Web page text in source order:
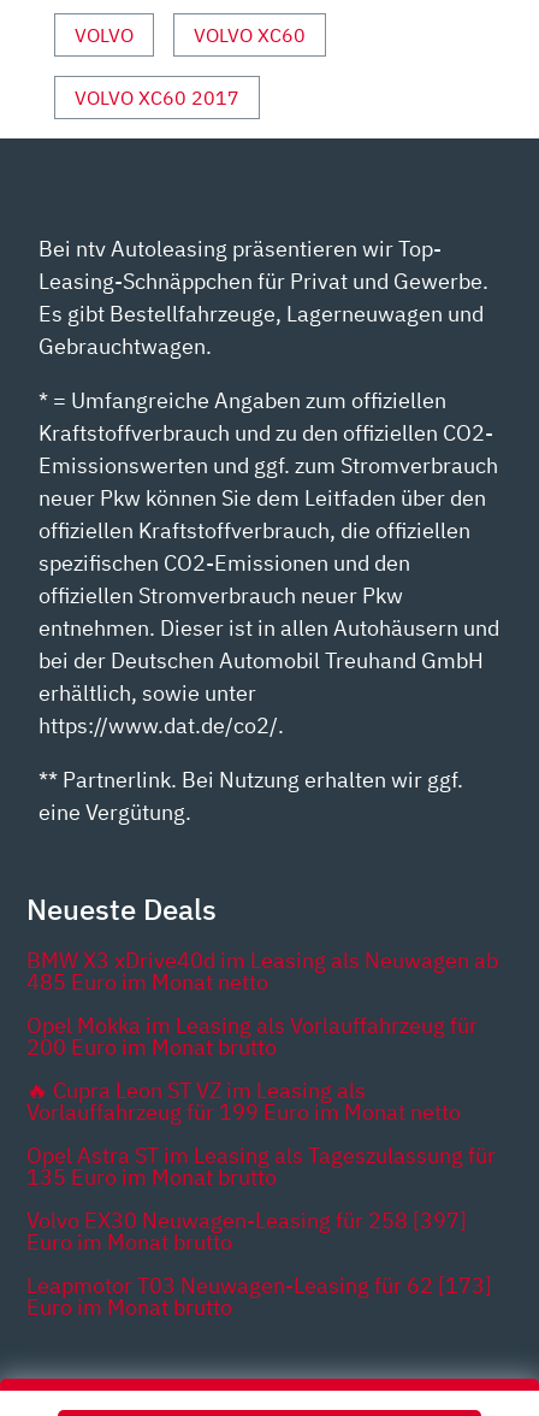
VOLVO VOLVO XC60
VOLVO XC60 2017
Bei ntv Autoleasing präsentieren wir Top-
Leasing-Schnäppchen für Privat und Gewerbe.
Es gibt Bestellfahrzeuge, Lagerneuwagen und
Gebrauchtwagen.
* = Umfangreiche Angaben zum offiziellen
Kraftstoffverbrauch und zu den offiziellen CO2-
Emissionswerten und ggf. zum Stromverbrauch
neuer Pkw können Sie dem Leitfaden über den
offiziellen Kraftstoffverbrauch, die offiziellen
spezifischen CO2-Emissionen und den
offiziellen Stromverbrauch neuer Pkw
entnehmen. Dieser ist in allen Autohäusern und
bei der Deutschen Automobil Treuhand GmbH
erhältlich, sowie unter
https://www.dat.de/co2/.
** Partnerlink. Bei Nutzung erhalten wir ggf.
eine Vergütung.
Neueste Deals
BMW X3 xDrive40d im Leasing als Neuwagen ab
485 Euro im Monat netto
Opel Mokka im Leasing als Vorlauffahrzeug für
200 Euro im Monat brutto
🔥 Cupra Leon ST VZ im Leasing als
Vorlauffahrzeug für 199 Euro im Monat netto
Opel Astra ST im Leasing als Tageszulassung für
135 Euro im Monat brutto
Volvo EX30 Neuwagen-Leasing für 258 [397]
Euro im Monat brutto
Leapmotor T03 Neuwagen-Leasing für 62 [173]
Euro im Monat brutto